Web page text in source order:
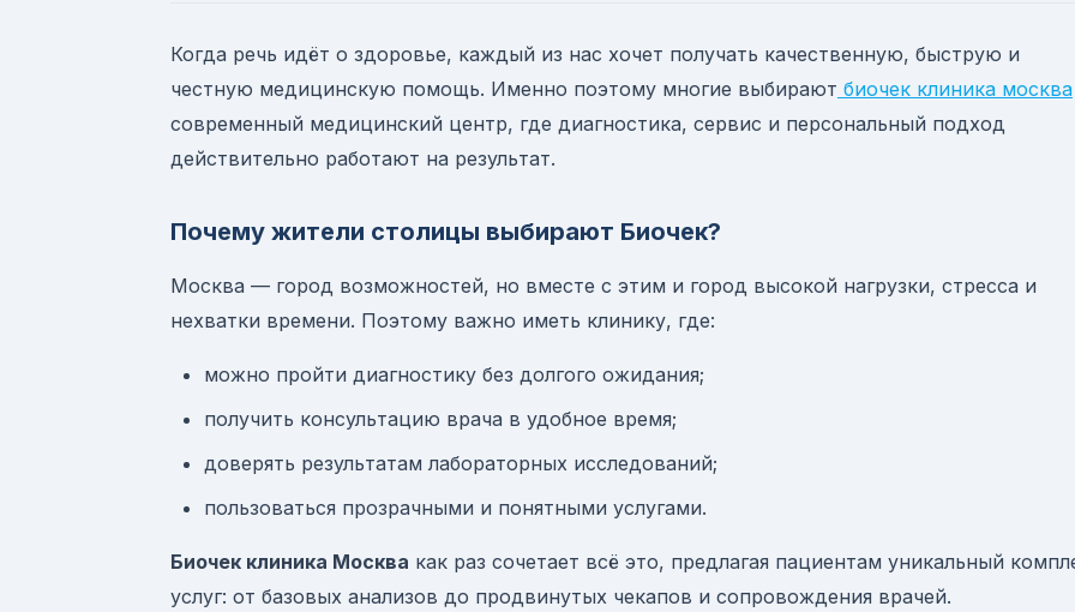
Когда речь идёт о здоровье, каждый из нас хочет получать качественную, быструю и
честную медицинскую помощь. Именно поэтому многие выбирают биочек клиника москва
современный медицинский центр, где диагностика, сервис и персональный подход
действительно работают на результат.
Почему жители столицы выбирают Биочек?
Москва — город возможностей, но вместе с этим и город высокой нагрузки, стресса и
нехватки времени. Поэтому важно иметь клинику, где:
можно пройти диагностику без долгого ожидания;
получить консультацию врача в удобное время;
доверять результатам лабораторных исследований;
пользоваться прозрачными и понятными услугами.
Биочек клиника Москва как раз сочетает всё это, предлагая пациентам уникальный
услуг: от базовых анализов до продвинутых чекапов и сопровождения врачей.